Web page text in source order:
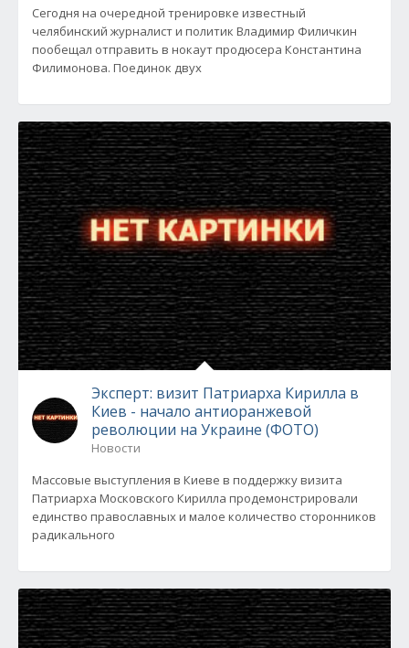
Сегодня на очередной тренировке известный
челябинский журналист и политик Владимир Филичкин
пообещал отправить в нокаут продюсера Константина
Филимонова. Поединок двух
Эксперт: визит Патриарха Кирилла в
Киев - начало антиоранжевой
революции на Украине (ФОТО)
Новости
Массовые выступления в Киеве в поддержку визита
Патриарха Московского Кирилла продемонстрировали
единство православных и малое количество сторонников
радикального